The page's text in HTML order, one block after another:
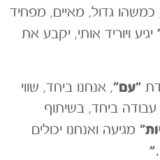
כמשהו גדול, מאיים, מפחיד
יגיע ויוריד אותי, יקבע את
״עם״, אנחנו ביחד, שווי
עבודה ביחד, בשיתוף
מגיעה ואנחנו יכולים